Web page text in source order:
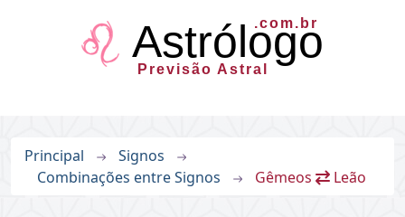
Astrólogo
.com.br
Previsão Astral
Principal
Signos
Combinações entre Signos
Gêmeos Leão